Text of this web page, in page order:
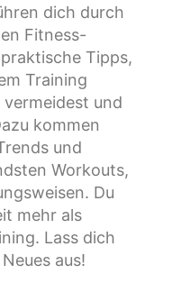
dich durch
Fitness-
Tipps,
Training
und
kommen
und
Workouts,
Du
mehr als
Lass dich
aus!